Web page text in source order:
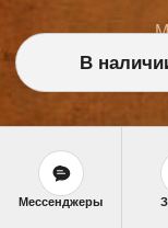
В
Мессенджеры